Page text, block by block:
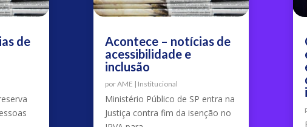
de
Acontece – notícias de
acessibilidade e
inclusão
porAME | Institucional
Ministério Público de SP entra na
Justiça contra fim da isenção no